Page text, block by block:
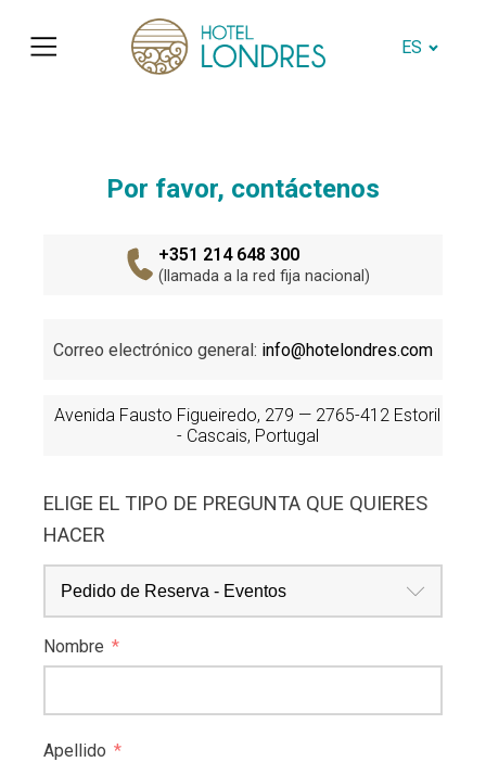
ES
Por favor, contáctenos
+351 214 648 300
(llamada a la red fija nacional)
Correo electrónico general: info@hotelondres.com
Avenida Fausto Figueiredo, 279 — 2765-412 Estoril
- Cascais, Portugal
ELIGE EL TIPO DE PREGUNTA QUE QUIERES
HACER
Pedido de Reserva - Eventos
Nombre
Apellido